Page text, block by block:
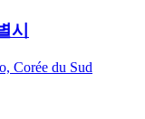
시
Corée du Sud